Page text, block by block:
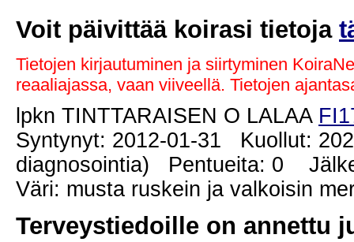
Voit päivittää koirasi tietoja
Tietojen kirjautuminen ja siirtyminen
reaaliajassa, vaan viiveellä. Tietojen
lpkn TINTTARAISEN O LALAA
Syntynyt: 2012-01-31 Kuollut:
diagnosointia) Pentueita: 0
Väri: musta ruskein ja valkoisin
Terveystiedoille on annettu